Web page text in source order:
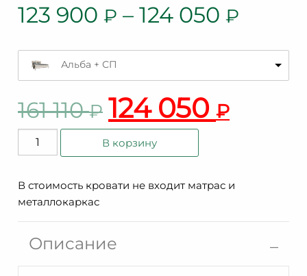
123 900 ₽ – 124 050 ₽
Альба + СП
161 110₽ 124 050 ₽
Количество
товара
Мокко
ММ-316-
02/18Б
В корзину
В стоимость кровати не входит матрас и
металлокаркас
Описание